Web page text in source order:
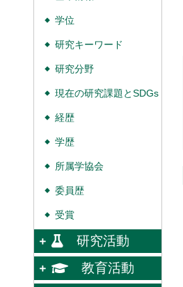
◆ 学位
◆ 研究キーワード
◆ 研究分野
◆ 現在の研究課題とSDGs
◆ 経歴
◆ 学歴
◆ 所属学協会
◆ 委員歴
◆ 受賞
研究活動
教育活動